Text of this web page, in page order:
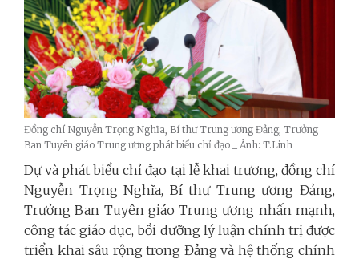
Đồng chí Nguyễn Trọng Nghĩa, Bí thư Trung ương Đảng, Trưởng
Ban Tuyên giáo Trung ương phát biểu chỉ đạo _ Ảnh: T.Linh
Dự và phát biểu chỉ đạo tại lễ khai trương, đồng chí
Nguyễn Trọng Nghĩa, Bí thư Trung ương Đảng,
Trưởng Ban Tuyên giáo Trung ương nhấn mạnh,
công tác giáo dục, bồi dưỡng lý luận chính trị được
triển khai sâu rộng trong Đảng và hệ thống chính